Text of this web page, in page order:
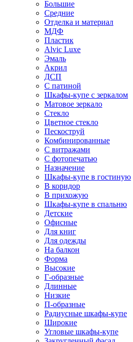
Большие
Средние
Отделка и материал
МДФ
Пластик
Alvic Luxe
Эмаль
Акрил
ДСП
С патиной
Шкафы-купе с зеркалом
Матовое зеркало
Стекло
Цветное стекло
Пескоструй
Комбинированные
С витражами
С фотопечатью
Назначение
Шкафы-купе в гостиную
В коридор
В прихожую
Шкафы-купе в спальню
Детские
Офисные
Для книг
Для одежды
На балкон
Форма
Высокие
Г-образные
Длинные
Низкие
П-образные
Радиусные шкафы-купе
Широкие
Угловые шкафы-купе